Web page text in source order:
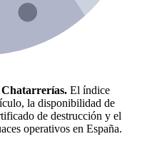
Chatarrerías. El índice
la disponibilidad de
de destrucción y el
operativos en España.